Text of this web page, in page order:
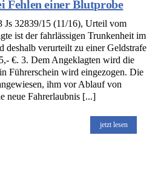
Fehlen einer Blutprobe
Js 32839/15 (11/16), Urteil vom
ist der fahrlässigen Trunkenheit im
deshalb verurteilt zu einer Geldstrafe
€. 3. Dem Angeklagten wird die
Führerschein wird eingezogen. Die
ihm vor Ablauf von
neue Fahrerlaubnis [...]
jetzt lesen